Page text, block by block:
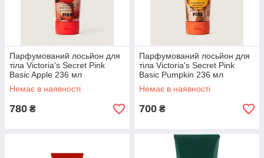
Парфумований лосьйон для
тіла Victoria's Secret Pink
Basic Apple 236 мл
Немає в наявності
780 ₴
Парфумований лосьйон для
тіла Victoria's Secret Pink
Basic Pumpkin 236 мл
Немає в наявності
700 ₴